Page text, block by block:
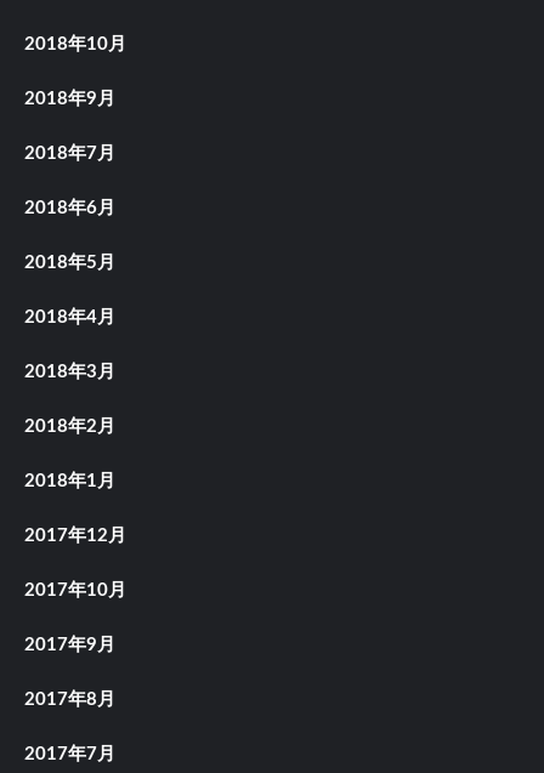
2018年10月
2018年9月
2018年7月
2018年6月
2018年5月
2018年4月
2018年3月
2018年2月
2018年1月
2017年12月
2017年10月
2017年9月
2017年8月
2017年7月